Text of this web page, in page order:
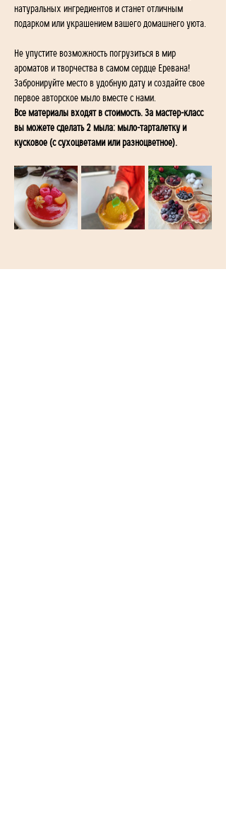
натуральных ингредиентов и станет отличным
подарком или украшением вашего домашнего уюта.
Не упустите возможность погрузиться в мир
ароматов и творчества в самом сердце Еревана!
Забронируйте место в удобную дату и создайте свое
первое авторское мыло вместе с нами.
Все материалы входят в стоимость. За мастер-класс
вы можете сделать 2 мыла: мыло-тарталетку и
кусковое (с сухоцветами или разноцветное).